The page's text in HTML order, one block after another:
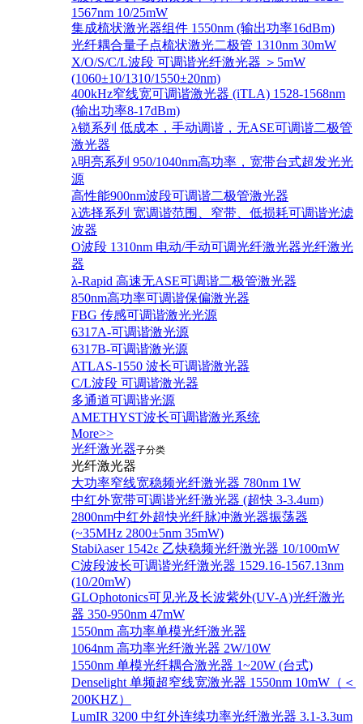
1567nm 10/25mW
集成梳状激光器组件 1550nm (输出功率16dBm)
光纤耦合量子点梳状激光二极管 1310nm 30mW
X/O/S/C/L波段 可调谐光纤激光器 ＞5mW
(1060±10/1310/1550±20nm)
400kHz窄线宽可调谐激光器 (iTLA) 1528-1568nm
(输出功率8-17dBm)
λ锁系列 低成本，手动调谐，无ASE可调谐二极管
激光器
λ明亮系列 950/1040nm高功率，宽带台式超发光光
源
高性能900nm波段可调谐二极管激光器
λ选择系列 宽调谐范围、窄带、低损耗可调谐光滤
波器
O波段 1310nm 电动/手动可调光纤激光器光纤激光
器
λ-Rapid 高速无ASE可调谐二极管激光器
850nm高功率可调谐保偏激光器
FBG 传感可调谐激光光源
6317A-可调谐激光源
6317B-可调谐激光源
ATLAS-1550 波长可调谐激光器
C/L波段 可调谐激光器
多通道可调谐光源
AMETHYST波长可调谐激光系统
More>>
光纤激光器子分类
光纤激光器
大功率窄线宽稳频光纤激光器 780nm 1W
中红外宽带可调谐光纤激光器 (超快 3-3.4um)
2800nm中红外超快光纤脉冲激光器振荡器
(~35MHz 2800±5nm 35mW)
Stabiλaser 1542ε 乙炔稳频光纤激光器 10/100mW
C波段波长可调谐光纤激光器 1529.16-1567.13nm
(10/20mW)
GLOphotonics可见光及长波紫外(UV-A)光纤激光
器 350-950nm 47mW
1550nm 高功率单模光纤激光器
1064nm 高功率光纤激光器 2W/10W
1550nm 单模光纤耦合激光器 1~20W (台式)
Denselight 单频超窄线宽激光器 1550nm 10mW（＜
200KHZ）
LumIR 3200 中红外连续功率光纤激光器 3.1-3.3um